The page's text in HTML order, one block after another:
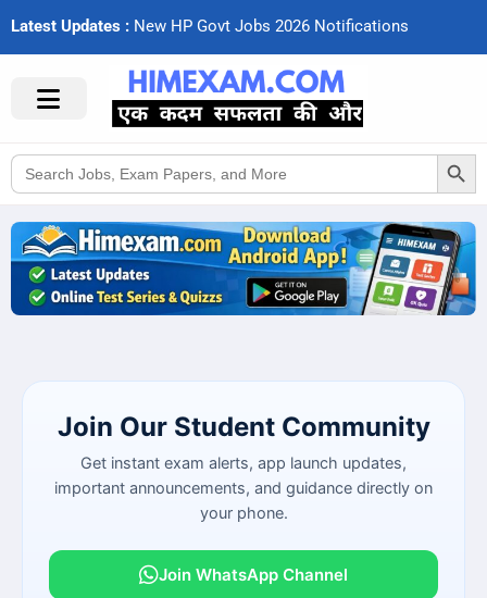
Latest Updates :
Search
for:
Search Button
Join Our Student Community
Get instant exam alerts, app launch updates,
important announcements, and guidance directly on
your phone.
Join WhatsApp Channel